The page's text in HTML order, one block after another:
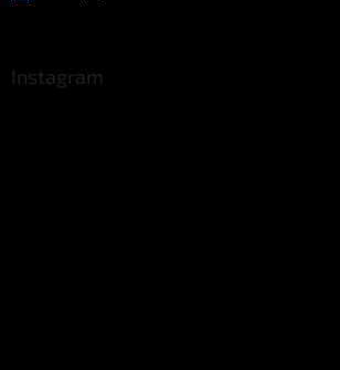
Instagram